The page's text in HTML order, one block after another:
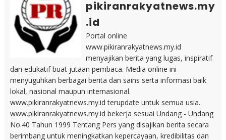
pikiranrakyatnews.my
.id
Portal online
www.pikiranrakyatnews.my.id
menyajikan berita yang lugas, inspiratif
dan edukatif buat jutaan pembaca. Media online ini
menyuguhkan berbagai berita dan sains serta informasi baik
lokal, nasional maupun internasional.
www.pikiranrakyatnews.my.id terupdate untuk semua usia.
www.pikiranrakyatnews.my.id bekerja sesuai Undang - Undang
No.40 Tahun 1999 Tentang Pers yang disajikan berita secara
berimbang untuk meningkatkan kepercayaan, kredibilitas dan